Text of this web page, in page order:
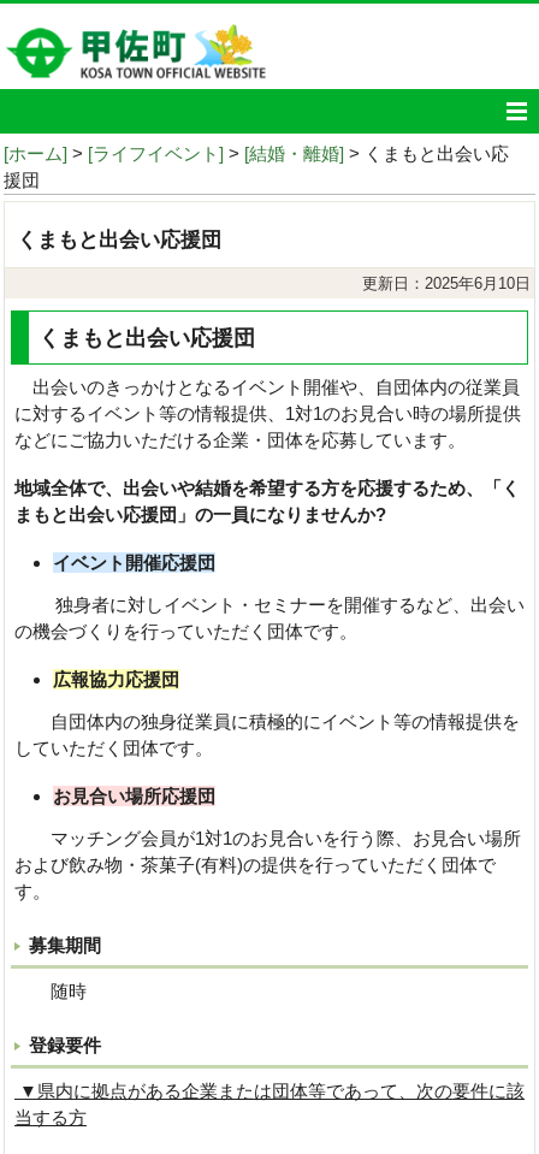
[ホーム] > [ライフイベント] > [結婚・離婚] > くまもと出会い応
援団
くまもと出会い応援団
更新日：2025年6月10日
くまもと出会い応援団
出会いのきっかけとなるイベント開催や、自団体内の従業員
に対するイベント等の情報提供、1対1のお見合い時の場所提供
などにご協力いただける企業・団体を応募しています。
地域全体で、出会いや結婚を希望する方を応援するため、「く
まもと出会い応援団」の一員になりませんか?
イベント開催応援団
独身者に対しイベント・セミナーを開催するなど、出会い
の機会づくりを行っていただく団体です。
広報協力応援団
自団体内の独身従業員に積極的にイベント等の情報提供を
していただく団体です。
お見合い場所応援団
マッチング会員が1対1のお見合いを行う際、お見合い場所
および飲み物・茶菓子(有料)の提供を行っていただく団体で
す。
募集期間
随時
登録要件
▼県内に拠点がある企業または団体等であって、次の要件に該
当する方